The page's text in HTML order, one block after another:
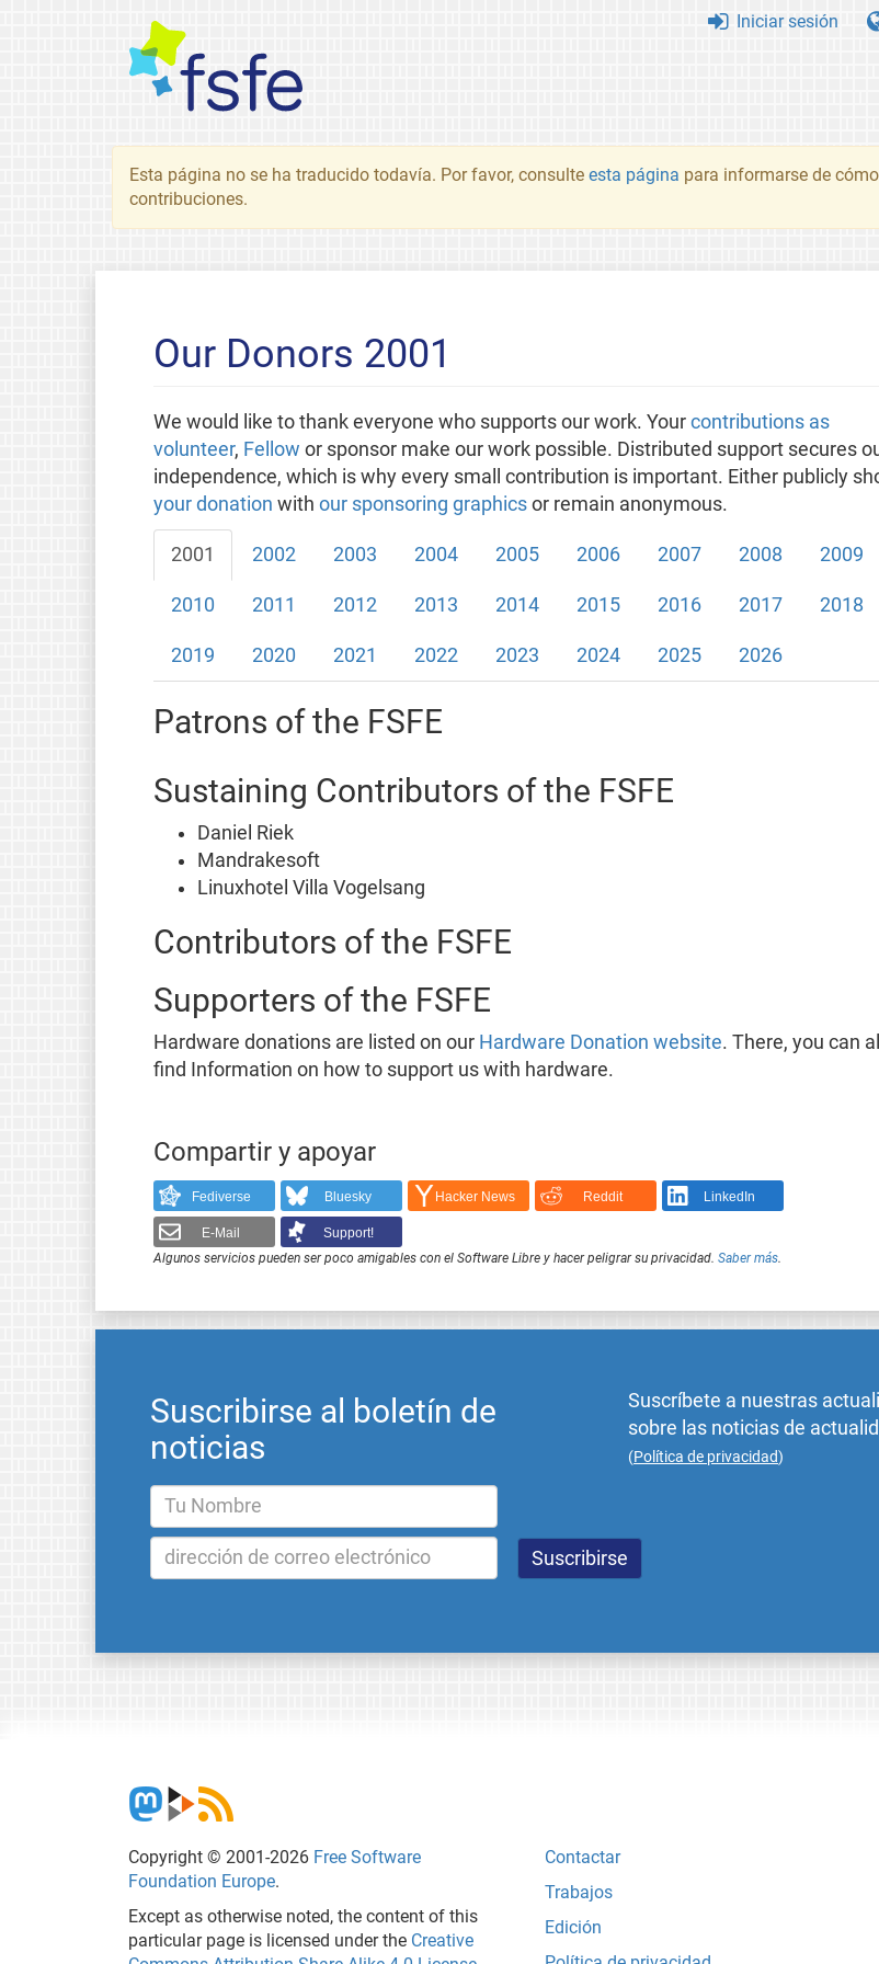
Iniciar sesión
Esta página no se ha traducido todavía. Por favor, consulte esta página para informarse de
contribuciones.
Our Donors 2001
We would like to thank everyone who supports our work. Your contributions as
volunteer, Fellow or sponsor make our work possible. Distributed support secures
independence, which is why every small contribution is important. Either publicly
your donation with our sponsoring graphicsor remain anonymous.
2001 2002 2003 2004 2005 2006 2007 2008 2009
2010 2011 2012 2013 2014 2015 2016 2017 2018
2019 2020 2021 2022 2023 2024 2025 2026
Patrons of the FSFE
Sustaining Contributors of the FSFE
Daniel Riek
Mandrakesoft
Linuxhotel Villa Vogelsang
Contributors of the FSFE
Supporters of the FSFE
Hardware donations are listed on our Hardware Donation website. There, you can
find Information on how to support us with hardware.
Compartir y apoyar
Fediverse Bluesky Hacker News Reddit LinkedIn
E-Mail
Support!
Algunos servicios pueden ser poco amigables con el Software Libre y hacer peligrar su privacidad. Saber más.
Suscribirse al boletín de
noticias
Suscríbete a nuestras
sobre las noticias de
(Política de privacidad)
Copyright © 2001-2026 Free Software
Foundation Europe.
Except as otherwise noted, the content of this
particular page is licensed under the Creative
Contactar
Trabajos
Edición